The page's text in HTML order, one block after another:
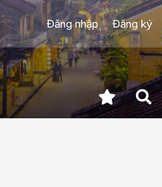
Đăng nhập Đăng ký